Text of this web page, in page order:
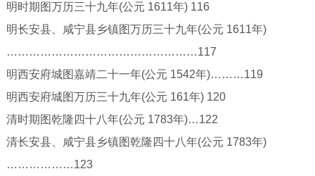
明时期图万历三十九年(公元 1611年) 116
明长安县、咸宁县乡镇图万历三十九年(公元 1611年)
……………………………………………117
明西安府城图嘉靖二十一年(公元 1542年)………119
明西安府城图万历三十九年(公元 161年) 120
清时期图乾隆四十八年(公元 1783年)…122
清长安县、咸宁县乡镇图乾隆四十八年(公元 1783年)
………………123